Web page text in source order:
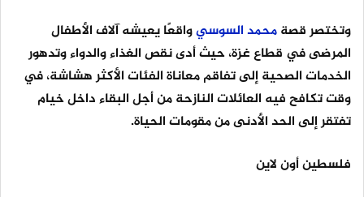
وتختصر قصةمحمدالسوسيواقعًا يعيشه آلاف الأطفال
المرضى في قطاع غزة، حيث أدى نقص الغذاء والدواء وتدهور
الخدمات الصحية إلى تفاقم معاناة الفئات الأكثر هشاشة، في
وقت تكافح فيه العائلات النازحة من أجل البقاء داخل خيام
تفتقر إلى الحد الأدنى من مقومات الحياة.
فلسطين أون لاين